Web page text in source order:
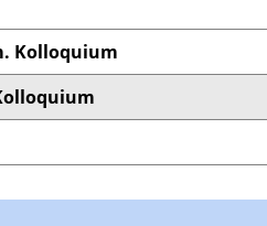
Kolloquium